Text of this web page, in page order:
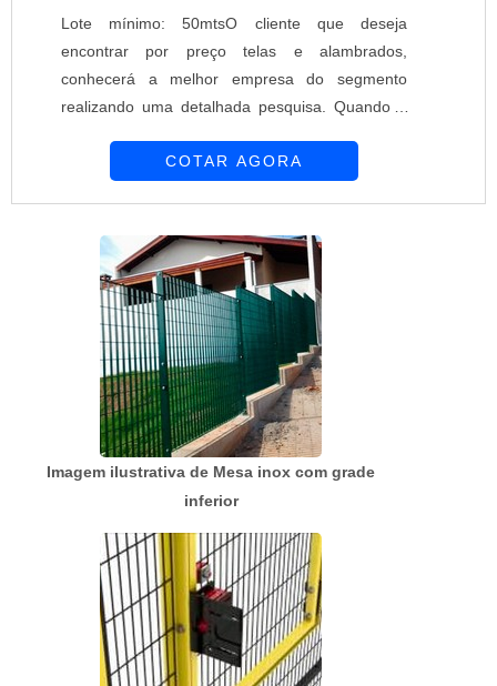
Lote mínimo: 50mtsO cliente que deseja
encontrar por preço telas e alambrados,
conhecerá a melhor empresa do segmento
realizando uma detalhada pesquisa. Quando o
melhor mão de obra da Requinte das Telas
de cada cliente.MAIS SOBRE PREÇO TELAS E
ALAMBRADOSHá muitas maneiras eficientes de
demonstrar competência e ex...
COTAR AGORA
Imagem ilustrativa de Mesa inox com grade
inferior